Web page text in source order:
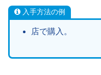
入手方法の例
店で購入。